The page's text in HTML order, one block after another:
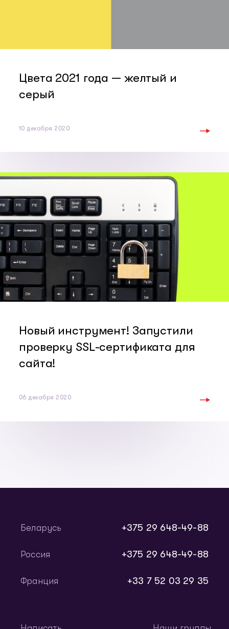
Цвета 2021 года — желтый и
серый
10 декабря 2020
Новый инструмент! Запустили
проверку SSL-сертификата для
сайта!
06 декабря 2020
Беларусь +375 29 648-49-88
Россия +375 29 648-49-88
Франция +33 7 52 03 29 35